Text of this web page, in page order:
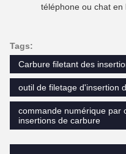
téléphone ou chat en
Tags:
Carbure filetant des
outil de filetage d'insertion
commande numérique par
insertions de carbure